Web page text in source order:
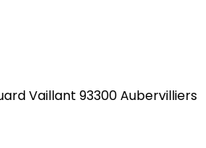
Vaillant 93300 Aubervilliers